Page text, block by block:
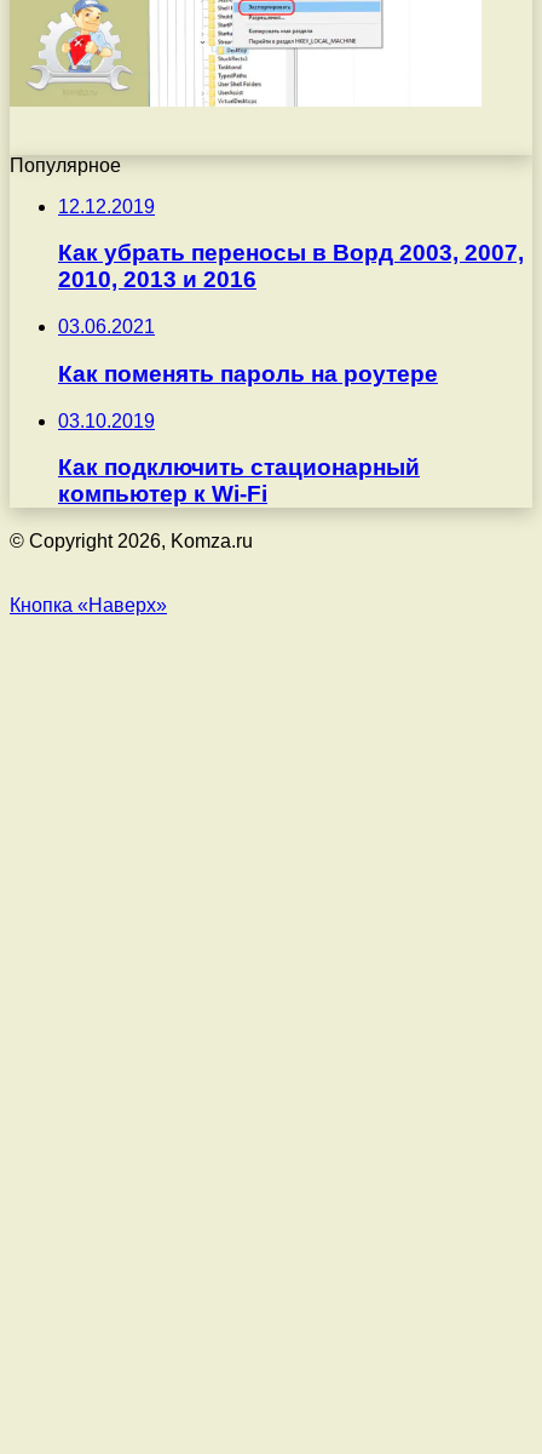
Популярное
12.12.2019
Как убрать переносы в Ворд 2003, 2007,
2010, 2013 и 2016
03.06.2021
Как поменять пароль на роутере
03.10.2019
Как подключить стационарный
компьютер к Wi-Fi
© Copyright 2026, Komza.ru
Кнопка «Наверх»